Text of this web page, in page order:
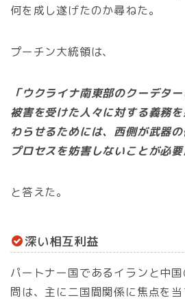
何を成し遂げたのか尋ねた。
プーチン大統領は、
「ウクライナ南東部のクーデタ
被害を受けた人々に対する義務
わらせるためには、西側が武器
プロセスを妨害しないことが必要
と答えた。
深い相互利益
パートナー国であるイランと中
問は、主に二国間関係に焦点を当